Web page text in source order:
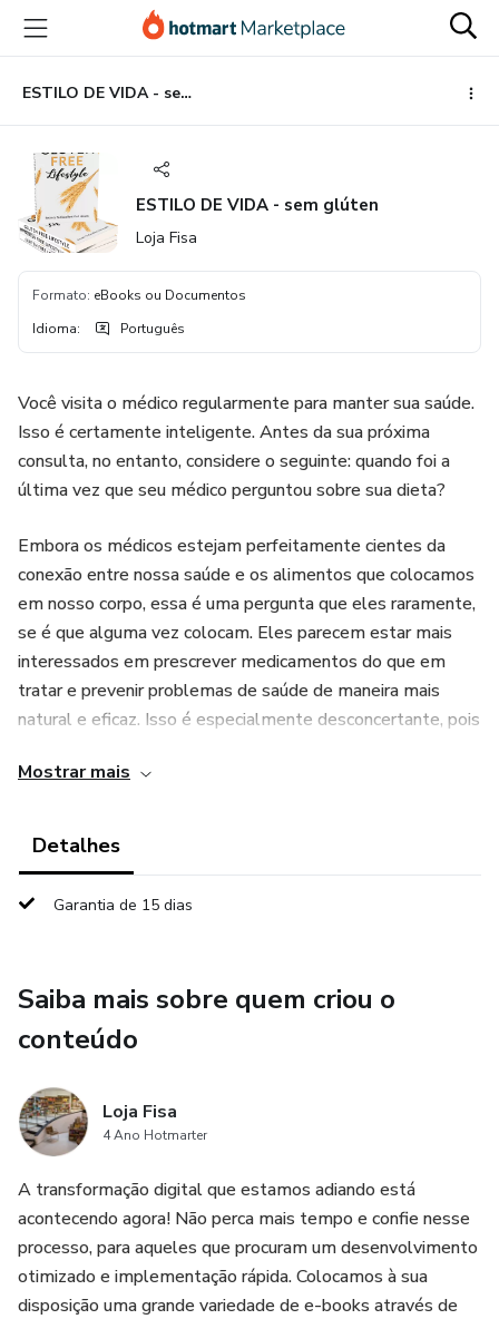
para
conteúdo
principal
para
pagamento
para
rodapé
ESTILO DE VIDA - sem glúten
ESTILO DE VIDA - sem glúten
Loja Fisa
Formato: eBooks ou Documentos
Idioma: Português
Você visita o médico regularmente para manter sua saúde.
Isso é certamente inteligente. Antes da sua próxima
consulta, no entanto, considere o seguinte: quando foi a
última vez que seu médico perguntou sobre sua dieta?
Embora os médicos estejam perfeitamente cientes da
conexão entre nossa saúde e os alimentos que colocamos
em nosso corpo, essa é uma pergunta que eles raramente,
se é que alguma vez colocam. Eles parecem estar mais
interessados em prescrever medicamentos do que em
tratar e prevenir problemas de saúde de maneira mais
natural e eficaz. Isso é especialmente desconcertante, pois
alergia ou doença celíaca.
Mostrar mais
Detalhes
Garantia de 15 dias
Saiba mais sobre quem criou o
conteúdo
Loja Fisa
4 Ano Hotmarter
A transformação digital que estamos adiando está
acontecendo agora! Não perca mais tempo e confie nesse
processo, para aqueles que procuram um desenvolvimento
otimizado e implementação rápida. Colocamos à sua
disposição uma grande variedade de e-books através de